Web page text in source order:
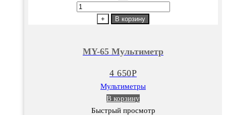
Количество
Мультиметр
+ В корзину
MY-65 Мультиметр
4 650Р
Мультиметры
В корзину
Быстрый просмотр